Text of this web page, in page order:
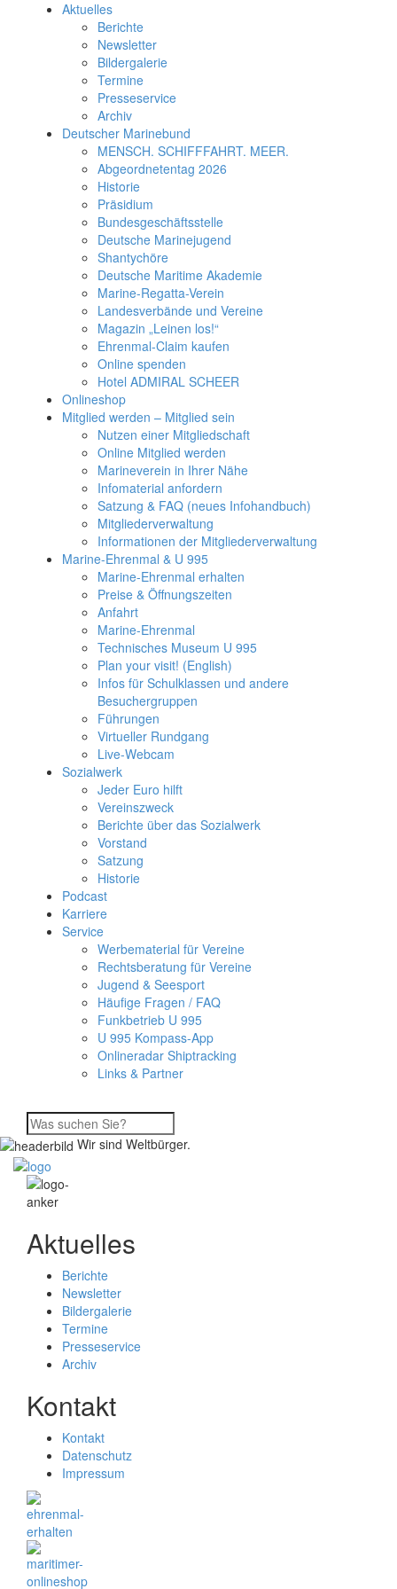
Aktuelles
Berichte
Newsletter
Bildergalerie
Termine
Presseservice
Archiv
Deutscher Marinebund
MENSCH. SCHIFFFAHRT. MEER.
Abgeordnetentag 2026
Historie
Präsidium
Bundesgeschäftsstelle
Deutsche Marinejugend
Shantychöre
Deutsche Maritime Akademie
Marine-Regatta-Verein
Landesverbände und Vereine
Magazin „Leinen los!“
Ehrenmal-Claim kaufen
Online spenden
Hotel ADMIRAL SCHEER
Onlineshop
Mitglied werden – Mitglied sein
Nutzen einer Mitgliedschaft
Online Mitglied werden
Marineverein in Ihrer Nähe
Infomaterial anfordern
Satzung & FAQ (neues Infohandbuch)
Mitgliederverwaltung
Informationen der Mitgliederverwaltung
Marine-Ehrenmal & U 995
Marine-Ehrenmal erhalten
Preise & Öffnungszeiten
Anfahrt
Marine-Ehrenmal
Technisches Museum U 995
Plan your visit! (English)
Infos für Schulklassen und andere
Besuchergruppen
Führungen
Virtueller Rundgang
Live-Webcam
Sozialwerk
Jeder Euro hilft
Vereinszweck
Berichte über das Sozialwerk
Vorstand
Satzung
Historie
Podcast
Karriere
Service
Werbematerial für Vereine
Rechtsberatung für Vereine
Jugend & Seesport
Häufige Fragen / FAQ
Funkbetrieb U 995
U 995 Kompass-App
Onlineradar Shiptracking
Links & Partner
Wir sind Weltbürger.
Aktuelles
Berichte
Newsletter
Bildergalerie
Termine
Presseservice
Archiv
Kontakt
Kontakt
Datenschutz
Impressum